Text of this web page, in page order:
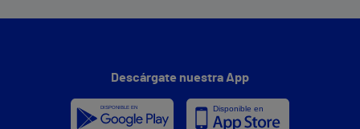
Descárgate nuestra App